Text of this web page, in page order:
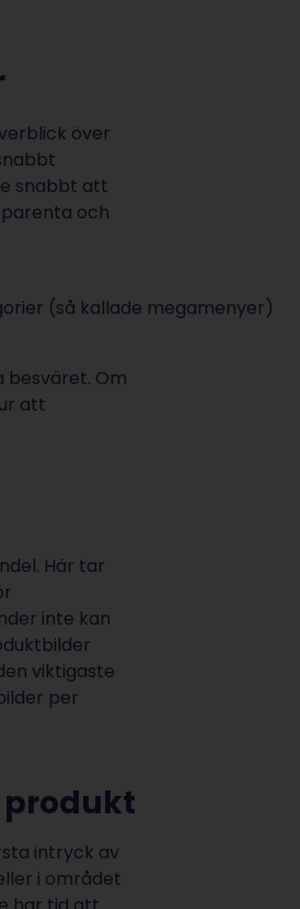
över
snabbt att
och
(så kallade megamenyer)
besväret. Om
att
Här tar
inte kan
viktigaste
per
produkt
intryck av
i området